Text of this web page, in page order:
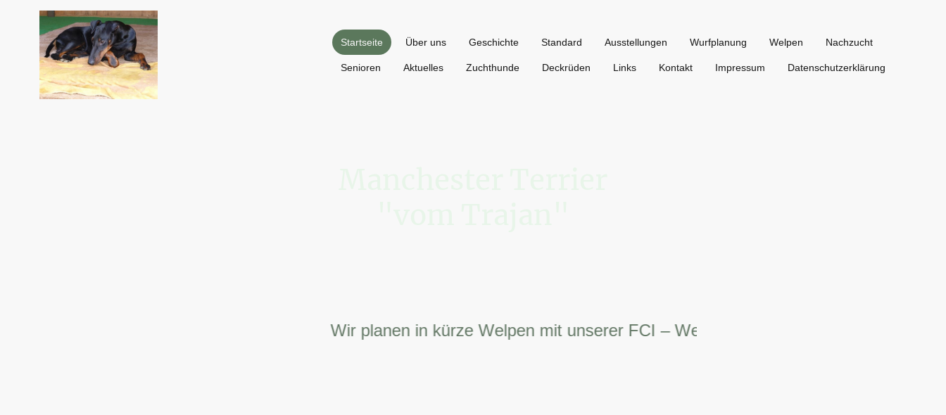
Startseite Über uns Geschichte Standard Ausstellungen Wurfplanung Welpen Nachzucht
Senioren Aktuelles Zuchthunde Deckrüden Links Kontakt Impressum Datenschutzerklärung
Wir planen in kürze Welpen mit unserer FCI – Weltsiegerin.